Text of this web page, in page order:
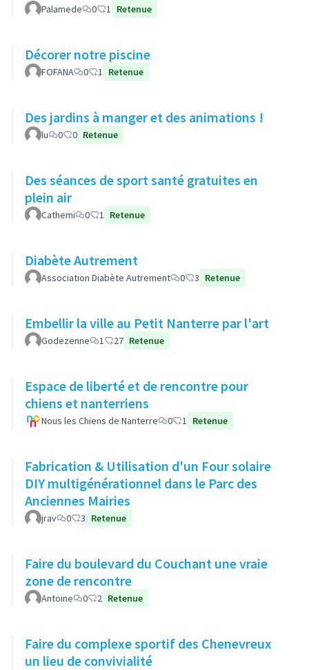
Palamede 0 1 Retenue
Décorer notre piscine
FOFANA 0 1 Retenue
Des jardins à manger et des animations !
lu 0 0 Retenue
Des séances de sport santé gratuites en
plein air
Cathemi 0 1 Retenue
Diabète Autrement
Association Diabète Autrement 0 3 Retenue
Embellir la ville au Petit Nanterre par l'art
Godezenne 1 27 Retenue
Espace de liberté et de rencontre pour
chiens et nanterriens
Nous les Chiens de Nanterre 0 1 Retenue
Fabrication & Utilisation d'un Four solaire
DIY multigénérationnel dans le Parc des
Anciennes Mairies
jrav 0 3 Retenue
Faire du boulevard du Couchant une vraie
zone de rencontre
Antoine 0 2 Retenue
Faire du complexe sportif des Chenevreux
un lieu de convivialité